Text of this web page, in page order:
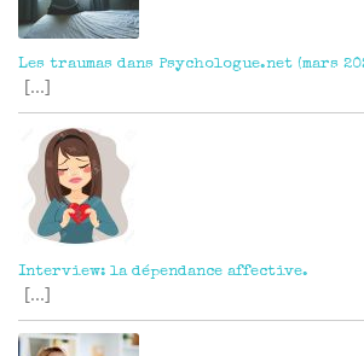
Les traumas dans Psychologue.net (mars
[...]
Interview: la dépendance affective.
[...]